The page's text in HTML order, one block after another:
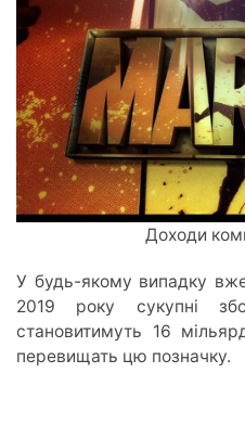
Доходи
У будь-якому випадку вж
2019 року сукупні
становитимуть 16
перевищать цю позначку.